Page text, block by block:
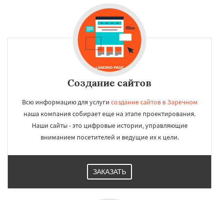
Создание сайтов
Всю информацию для услуги создание сайтов в Заречном
наша компания собирает еще на этапе проектирования.
Наши сайты - это цифровые истории, управляющие
вниманием посетителей и ведущие их к цели.
ЗАКАЗАТЬ